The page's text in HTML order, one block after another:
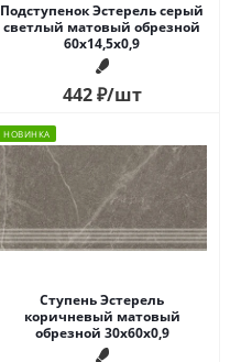
Подступенок Эстерель серый
светлый матовый обрезной
60x14,5x0,9
442₽/шт
НОВИНКА
Ступень Эстерель
коричневый матовый
обрезной 30x60x0,9